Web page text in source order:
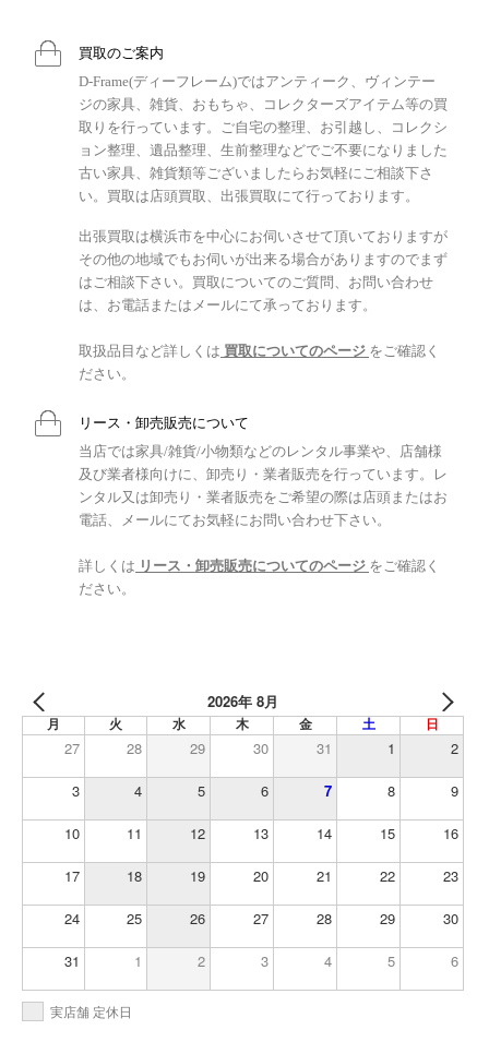
買取のご案内
D-Frame(ディーフレーム)ではアンティーク、ヴィンテー
ジの家具、雑貨、おもちゃ、コレクターズアイテム等の買
取りを行っています。ご自宅の整理、お引越し、コレクシ
ョン整理、遺品整理、生前整理などでご不要になりました
古い家具、雑貨類等ございましたらお気軽にご相談下さ
い。買取は店頭買取、出張買取にて行っております。
出張買取は横浜市を中心にお伺いさせて頂いておりますが
その他の地域でもお伺いが出来る場合がありますのでまず
はご相談下さい。買取についてのご質問、お問い合わせ
は、お電話またはメールにて承っております。
取扱品目など詳しくは 買取についてのページ をご確認く
ださい。
リース・卸売販売について
当店では家具/雑貨/小物類などのレンタル事業や、店舗様
及び業者様向けに、卸売り・業者販売を行っています。レ
ンタル又は卸売り・業者販売をご希望の際は店頭またはお
電話、メールにてお気軽にお問い合わせ下さい。
詳しくは リース・卸売販売についてのページ をご確認く
ださい。
2026年 8月
月 火 水 木 金 土 日
27 28 29 30 31 1 2
3 4 5 6 7 8 9
10 11 12 13 14 15 16
17 18 19 20 21 22 23
24 25 26 27 28 29 30
31 1 2 3 4 5 6
実店舗 定休日